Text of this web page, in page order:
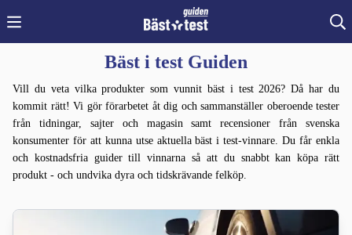
Bäst i test Guiden
Vill du veta vilka produkter som vunnit bäst i test 2026? Då har du
kommit rätt! Vi gör förarbetet åt dig och sammanställer oberoende tester
från tidningar, sajter och magasin samt recensioner från svenska
konsumenter för att kunna utse aktuella bäst i test-vinnare. Du får enkla
och kostnadsfria guider till vinnarna så att du snabbt kan köpa rätt
produkt - och undvika dyra och tidskrävande felköp.